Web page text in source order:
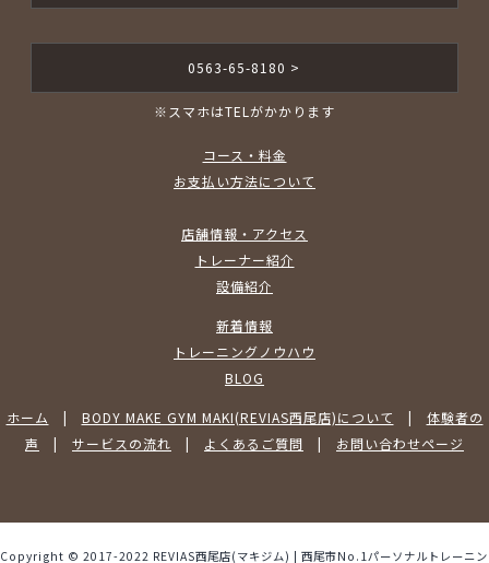
0563-65-8180 >
※スマホはTELがかかります
コース・料金
お支払い方法について
店舗情報・アクセス
トレーナー紹介
設備紹介
新着情報
トレーニングノウハウ
BLOG
ホーム | BODY MAKE GYM MAKI(REVIAS西尾店)について | 体験者の
声
| サービスの流れ | よくあるご質問 | お問い合わせページ
Copyright © 2017-2022 REVIAS西尾店(マキジム) | 西尾市No.1パーソナルトレーニン